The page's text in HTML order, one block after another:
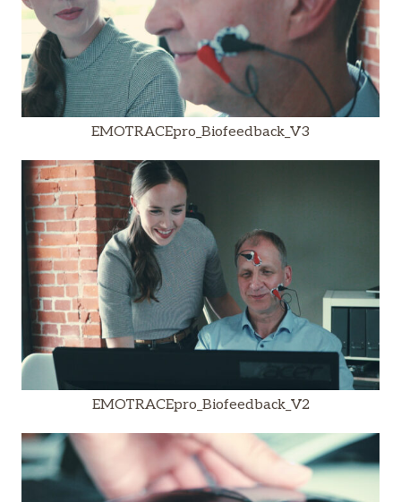
EMOTRACEpro_Biofeedback_V3
EMOTRACEpro_Biofeedback_V2